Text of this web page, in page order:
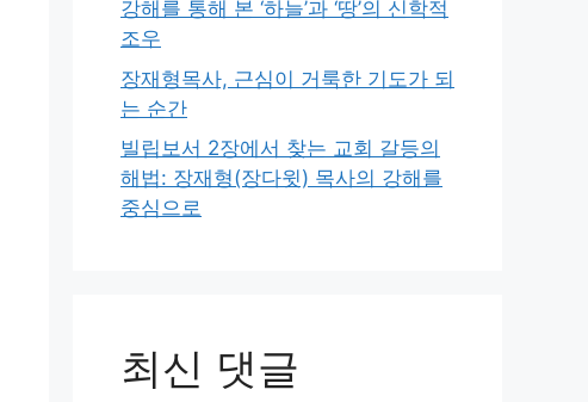
강해를 통해 본 ‘하늘’과 ‘땅’의 신학적
조우
장재형목사, 근심이 거룩한 기도가 되
는 순간
빌립보서 2장에서 찾는 교회 갈등의
해법: 장재형(장다윗) 목사의 강해를
중심으로
최신 댓글